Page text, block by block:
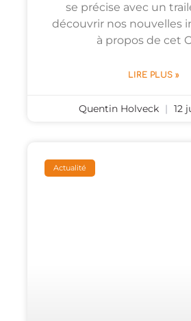
se précise avec un
découvrir nos nouvelles
à propos de cet
LIRE PLUS »
Quentin Holveck 12
Actualité